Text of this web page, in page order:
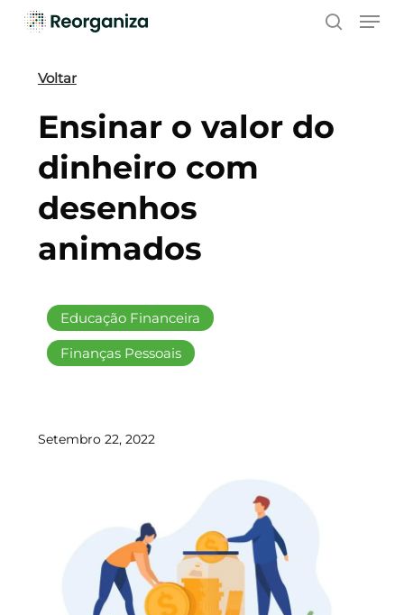
Skip
contentVoltar
Educação Financeira
Finanças Pessoais
Ensinar o valor do
dinheiro com
desenhos
animados
Setembro 22, 2022